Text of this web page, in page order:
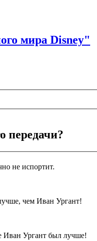
мира Disney"
передачи?
не испортит.
чем Иван Ургант!
Иван Ургант был лучше!